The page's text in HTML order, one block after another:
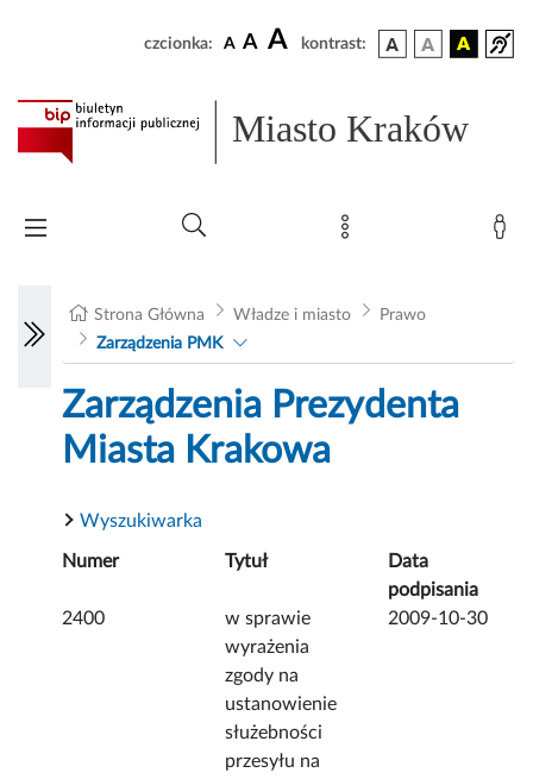
czcionka: A A A kontrast:
Miasto Kraków
Strona Główna Władze i miasto
Prawo
Zarządzenia PMK
Zarządzenia Prezydenta
Miasta Krakowa
Wyszukiwarka
Numer Tytuł
Data
podpisania
2400
w sprawie
wyrażenia
zgody na
ustanowienie
służebności
przesyłu na
2009-10-30